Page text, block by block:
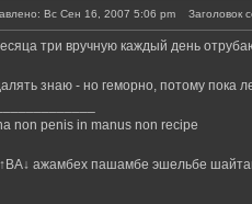
Вс Сен 16, 2007 5:06 pm Заголовок
три вручную каждый день
знаю - но геморно, потому пока
non penis in manus non recipe
ажамбех пашамбе эшельбе